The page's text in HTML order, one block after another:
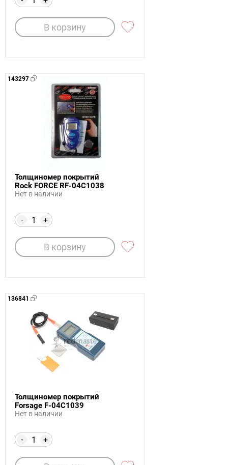
В корзину
143297
Толщиномер покрытий
Rock FORCE RF-04C1038
Нет в наличии
+
-
В корзину
136841
Толщиномер покрытий
Forsage F-04C1039
Нет в наличии
+
-